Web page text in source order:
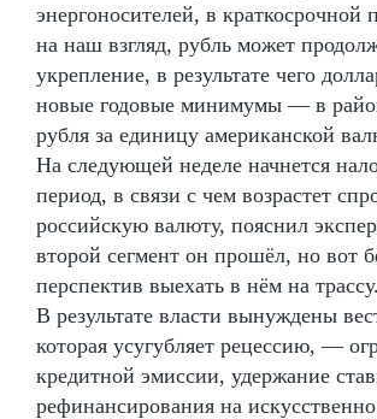
энергоносителей, в краткосрочной
на наш взгляд, рубль может
укрепление, в результате чего
новые годовые минимумы — в
рубля за единицу американской
На следующей неделе начнется
период, в связи с чем возрастет
российскую валюту, пояснил
второй сегмент он прошёл, но вот
перспектив выехать в нём на трассу.
В результате власти вынуждены
которая усугубляет рецессию, —
кредитной эмиссии, удержание
рефинансирования на